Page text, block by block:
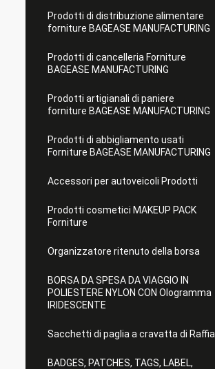
Prodotti di distribuzione alimentare
forniture BAGEASE MANUFACTURING
Prodotti di cancelleria Forniture
BAGEASE MANUFACTURING
Prodotti artigianali di paniere
forniture BAGEASE MANUFACTURING
Prodotti di abbigliamento usati
Forniture BAGEASE MANUFACTURING
Accessori per autoveicoli Prodotti
Prodotti cosmetici MAKEUP PACK
Forniture
Organizzatore ritenuto della borsa
BORSA DA SPESA DA VIAGGIO IN
POLIESTERE NYLON CON Ologramma
IRIDESCENTE
Sacchetti di paglia a cravatta di Raffia
BADGES, PATCHES, TAGS, LABEL,